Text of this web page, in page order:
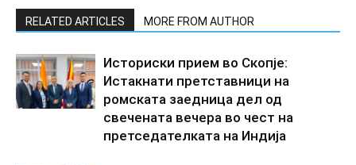
RELATED ARTICLES MORE FROM AUTHOR
Историски прием во Скопје:
Истакнати претставници на
ромската заедница дел од
свечената вечера во чест на
претседателката на Индија